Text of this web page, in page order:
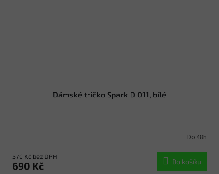
Dámské tričko Spark D 011, bílé
Do 48h
570 Kč bez DPH
690 Kč Do košíku